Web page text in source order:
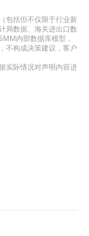
包括但不仅限于行业新
局数据、海关进出口数
内部数据库模型，
不构成决策建议，客户
实际情况对声明内容进